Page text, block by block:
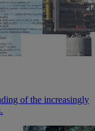
of the increasingly